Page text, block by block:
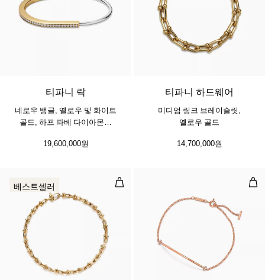
티파니 락
네로우 뱅글, 옐로우 및 화이트
골드, 하프 파베 다이아몬드
19,600,000원
티파니 하드웨어
미디엄 링크 브레이슬릿,
옐로우 골드
14,700,000원
마이크로 링크 브레이슬릿, 옐로우
베스트셀러 스